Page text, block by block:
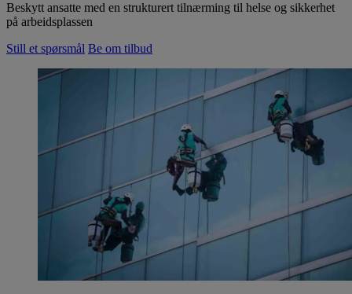
Beskytt ansatte med en strukturert tilnærming til helse og sikkerhet
på arbeidsplassen
Still et spørsmål Be om tilbud